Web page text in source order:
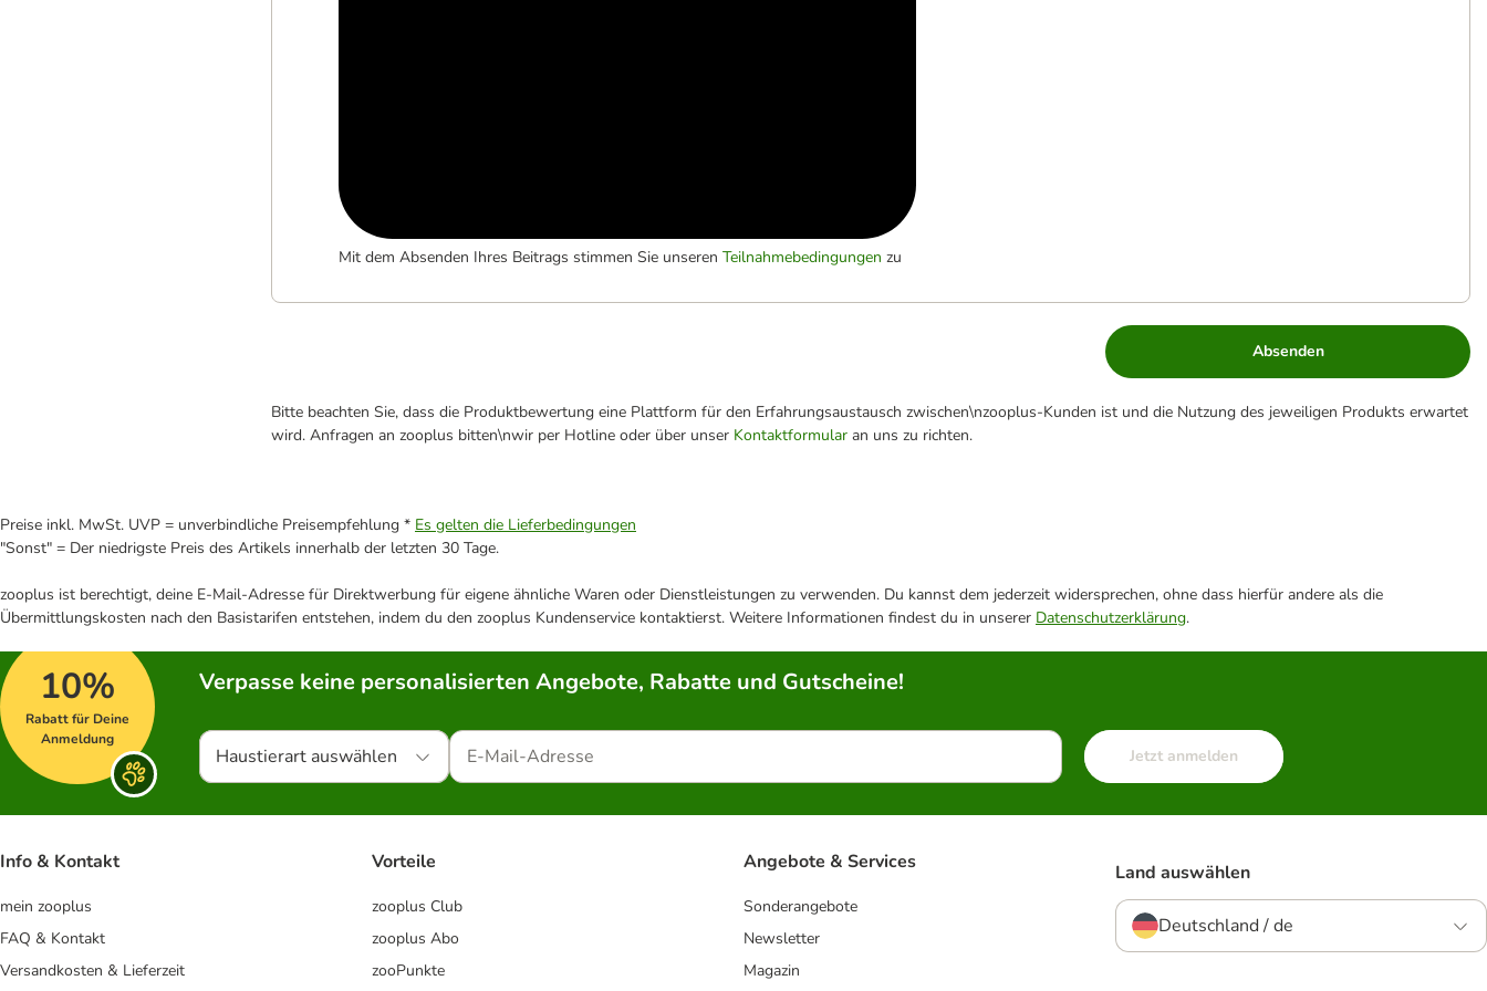
Mit dem Absenden Ihres Beitrags stimmen Sie unseren Teilnahmebedingungen zu
Absenden
Bitte beachten Sie, dass die Produktbewertung eine Plattform für den Erfahrungsaustausch zwischen\nzooplus-Kunden ist und die Nutzung des jeweiligen Produkts erwartet
wird. Anfragen an zooplus bitten\nwir per Hotline oder über unser Kontaktformular an uns zu richten.
Preise inkl. MwSt. UVP = unverbindliche Preisempfehlung * Es gelten die Lieferbedingungen
"Sonst" = Der niedrigste Preis des Artikels innerhalb der letzten 30 Tage.
zooplus ist berechtigt, deine E-Mail-Adresse für Direktwerbung für eigene ähnliche Waren oder Dienstleistungen zu verwenden. Du kannst dem jederzeit widersprechen, ohne dass hierfür andere als die
Übermittlungskosten nach den Basistarifen entstehen, indem du den zooplus Kundenservice kontaktierst. Weitere Informationen findest du in unserer Datenschutzerklärung.
10%
Rabatt für Deine
Anmeldung
Verpasse keine personalisierten Angebote, Rabatte und Gutscheine!
Haustierart auswählen Jetzt anmelden
Info & Kontakt
mein zooplus
FAQ & Kontakt
Versandkosten & Lieferzeit
Vorteile
zooplus Club
zooplus Abo
zooPunkte
Angebote & Services
Sonderangebote
Newsletter
Magazin
Land auswählen
Deutschland / de